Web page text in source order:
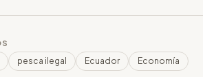
pesca ilegal Ecuador Economía